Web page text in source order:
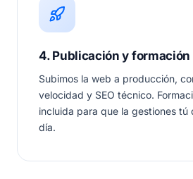
4. Publicación y formación
Subimos la web a producción,
velocidad y SEO técnico.
incluida para que la gestiones tú
día.